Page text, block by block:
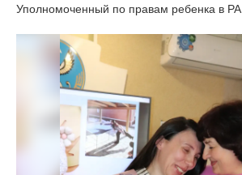
Уполномоченный по правам ребенка в РА